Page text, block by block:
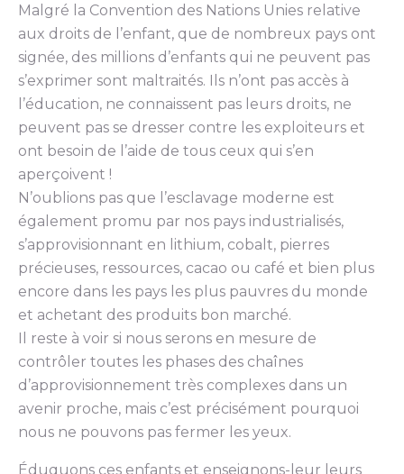
Malgré la Convention des Nations Unies relative
aux droits de l’enfant, que de nombreux pays ont
signée, des millions d’enfants qui ne peuvent pas
s’exprimer sont maltraités. Ils n’ont pas accès à
l’éducation, ne connaissent pas leurs droits, ne
peuvent pas se dresser contre les exploiteurs et
ont besoin de l’aide de tous ceux qui s’en
aperçoivent !
N’oublions pas que l’esclavage moderne est
également promu par nos pays industrialisés,
s’approvisionnant en lithium, cobalt, pierres
précieuses, ressources, cacao ou café et bien plus
encore dans les pays les plus pauvres du monde
et achetant des produits bon marché.
Il reste à voir si nous serons en mesure de
contrôler toutes les phases des chaînes
d’approvisionnement très complexes dans un
avenir proche, mais c’est précisément pourquoi
nous ne pouvons pas fermer les yeux.
Éduquons ces enfants et enseignons-leur leurs